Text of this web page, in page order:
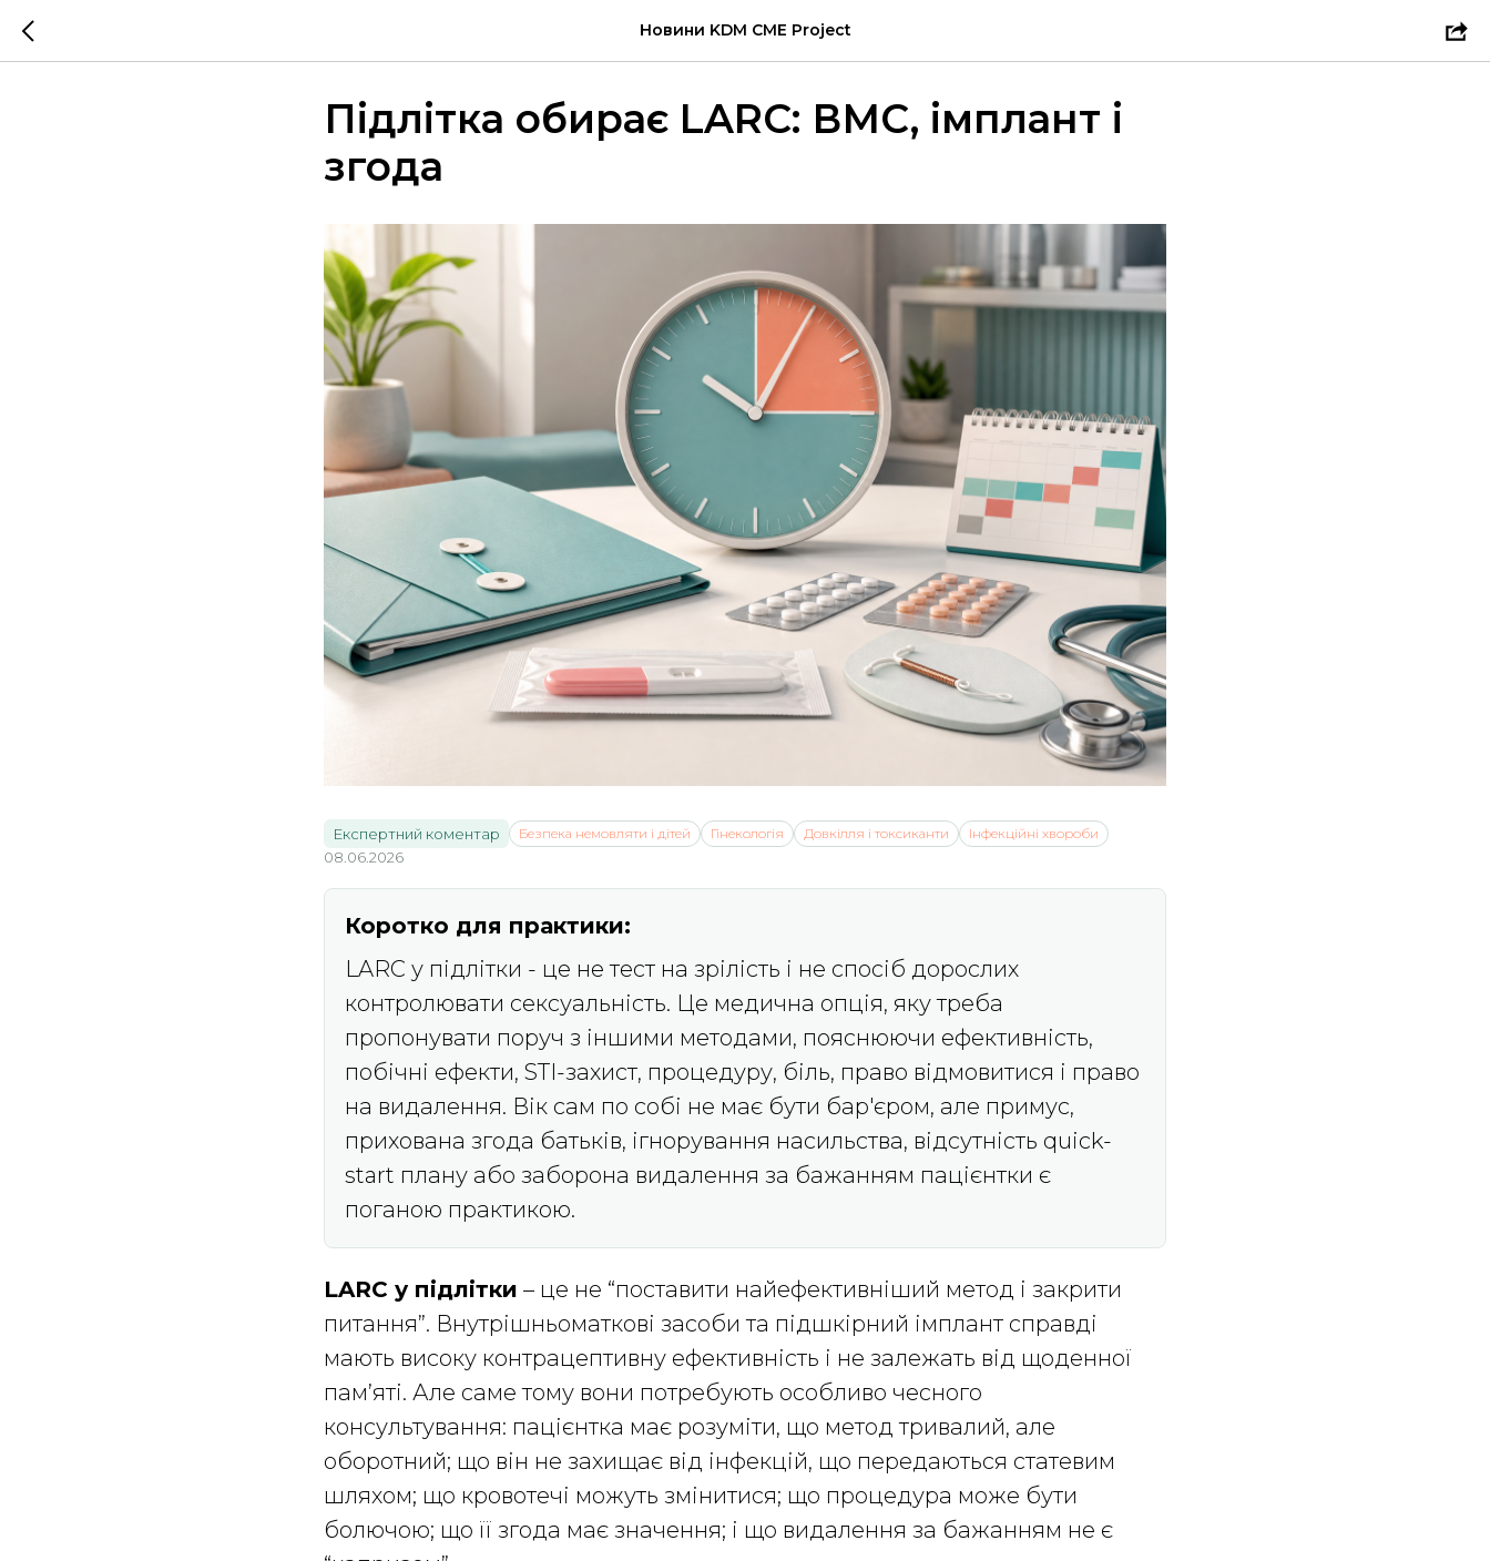
Новини KDM CME Project
Підлітка обирає LARC: ВМС, імплант і
згода
Експертний коментар Безпека немовляти і дітей Гінекологія Довкілля і токсиканти Інфекційні хвороби
08.06.2026
Коротко для практики:
LARC у підлітки - це не тест на зрілість і не спосіб дорослих
контролювати сексуальність. Це медична опція, яку треба
пропонувати поруч з іншими методами, пояснюючи ефективність,
побічні ефекти, STI-захист, процедуру, біль, право відмовитися і право
на видалення. Вік сам по собі не має бути бар'єром, але примус,
прихована згода батьків, ігнорування насильства, відсутність quick-
start плану або заборона видалення за бажанням пацієнтки є
поганою практикою.
LARC у підлітки – це не “поставити найефективніший метод і закрити
питання”. Внутрішньоматкові засоби та підшкірний імплант справді
мають високу контрацептивну ефективність і не залежать від щоденної
пам’яті. Але саме тому вони потребують особливо чесного
консультування: пацієнтка має розуміти, що метод тривалий, але
оборотний; що він не захищає від інфекцій, що передаються статевим
шляхом; що кровотечі можуть змінитися; що процедура може бути
болючою; що її згода має значення; і що видалення за бажанням не є